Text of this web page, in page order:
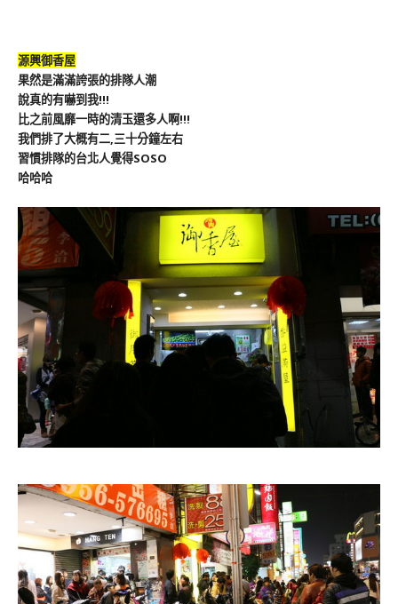
源興御香屋
果然是滿滿誇張的排隊人潮
說真的有嚇到我!!!
比之前風靡一時的清玉還多人啊!!!
我們排了大概有二,三十分鐘左右
習慣排隊的台北人覺得SOSO
哈哈哈